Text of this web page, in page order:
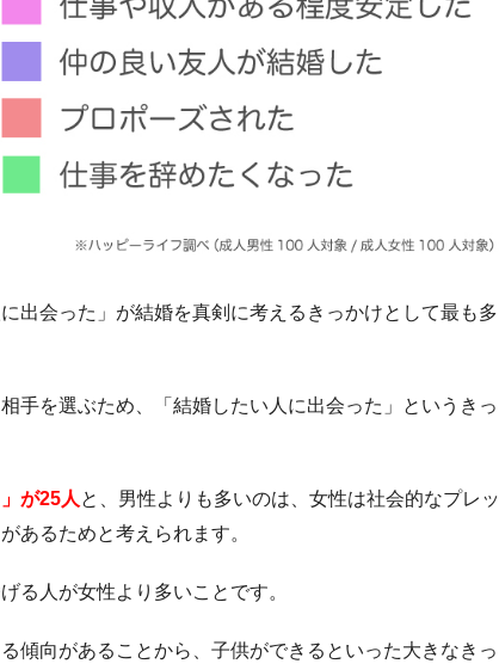
出会った」が結婚を真剣に考えるきっかけとして最も多
手を選ぶため、「結婚したい人に出会った」というきっ
が25人 と、男性よりも多いのは、女性は社会的なプレッ
あるためと考えられます。
る人が女性より多いことです。
傾向があることから、子供ができるといった大きなきっ